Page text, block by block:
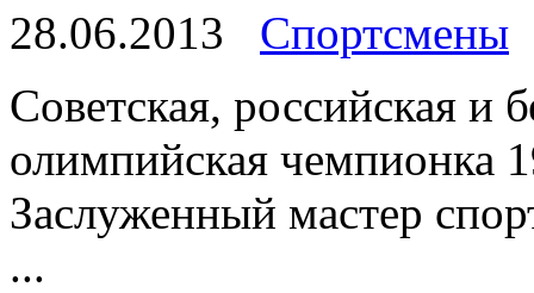
28.06.2013
Спортсмены
Советская, российская и
олимпийская чемпионка
Заслуженный мастер
...